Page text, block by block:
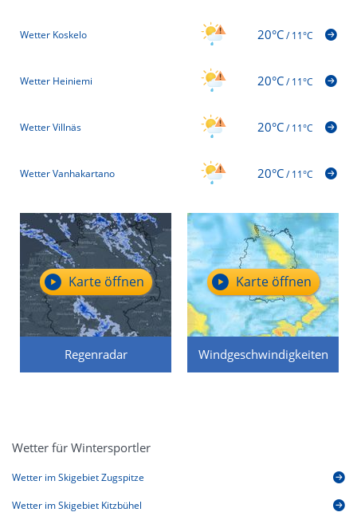
Wetter Koskelo 20°C/11°C
Wetter Heiniemi 20°C/11°C
Wetter Villnäs 20°C/11°C
Wetter Vanhakartano 20°C/11°C
Regenradar
Karte öffnen
Windgeschwindigkeiten
Karte öffnen
Wetter für Wintersportler
Wetter im Skigebiet Zugspitze
Wetter im Skigebiet Kitzbühel